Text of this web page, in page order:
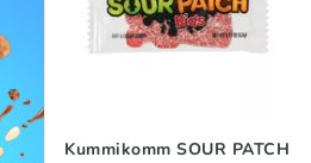
Kummikomm SOUR PATCH